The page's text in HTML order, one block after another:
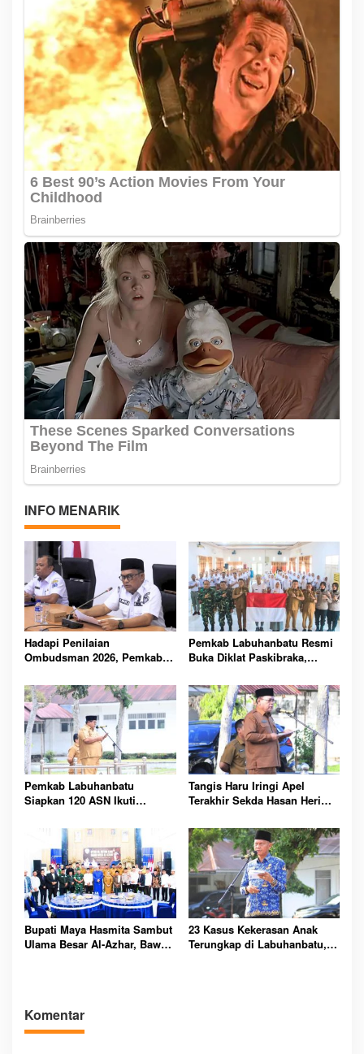
INFO MENARIK
Hadapi Penilaian
Ombudsman 2026, Pemkab
OPD Berbenah
Pemkab Labuhanbatu Resmi
Buka Diklat Paskibraka,
Merah Putih 17 Agustus
Pemkab Labuhanbatu
Siapkan 120 ASN Ikuti
Profesionalisme dan
Integritas Aparatur
Pemerintah
Tangis Haru Iringi Apel
Terakhir Sekda Hasan Heri
Resmi
Bupati Maya Hasmita Sambut
Ulama Besar Al-Azhar, Bawa
23 Kasus Kekerasan Anak
Terungkap di Labuhanbatu,
Komentar